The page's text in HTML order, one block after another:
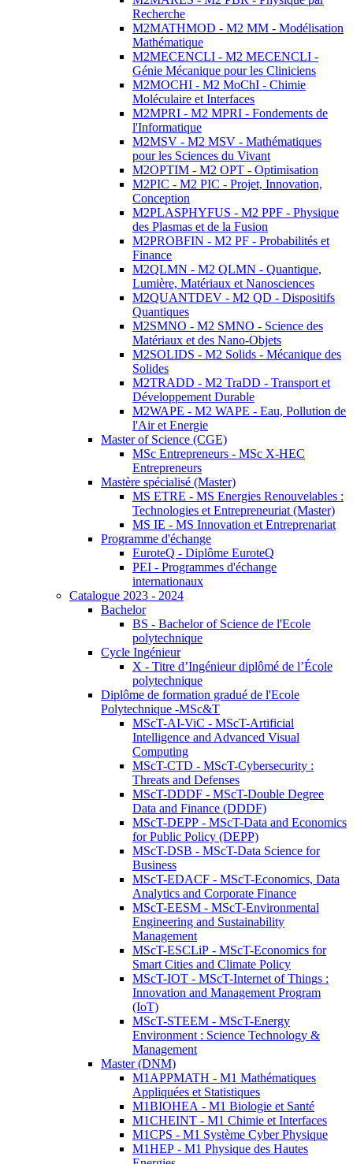
Recherche
M2MATHMOD - M2 MM - Modélisation
Mathématique
M2MECENCLI - M2 MECENCLI -
Génie Mécanique pour les Cliniciens
M2MOCHI - M2 MoChI - Chimie
Moléculaire et Interfaces
M2MPRI - M2 MPRI - Fondements de
l'Informatique
M2MSV - M2 MSV - Mathématiques
pour les Sciences du Vivant
M2OPTIM - M2 OPT - Optimisation
M2PIC - M2 PIC - Projet, Innovation,
Conception
M2PLASPHYFUS - M2 PPF - Physique
des Plasmas et de la Fusion
M2PROBFIN - M2 PF - Probabilités et
Finance
M2QLMN - M2 QLMN - Quantique,
Lumière, Matériaux et Nanosciences
M2QUANTDEV - M2 QD - Dispositifs
Quantiques
M2SMNO - M2 SMNO - Science des
Matériaux et des Nano-Objets
M2SOLIDS - M2 Solids - Mécanique des
Solides
M2TRADD - M2 TraDD - Transport et
Développement Durable
M2WAPE - M2 WAPE - Eau, Pollution de
l'Air et Energie
Master of Science (CGE)
MSc Entrepreneurs - MSc X-HEC
Entrepreneurs
Mastère spécialisé (Master)
MS ETRE - MS Energies Renouvelables :
Technologies et Entrepreneuriat (Master)
MS IE - MS Innovation et Entreprenariat
Programme d'échange
EuroteQ - Diplôme EuroteQ
PEI - Programmes d'échange
internationaux
Catalogue 2023 - 2024
Bachelor
BS - Bachelor of Science de l'Ecole
polytechnique
Cycle Ingénieur
X - Titre d’Ingénieur diplômé de l’École
polytechnique
Diplôme de formation gradué de l'Ecole
Polytechnique -MSc&T
MScT-AI-ViC - MScT-Artificial
Intelligence and Advanced Visual
Computing
MScT-CTD - MScT-Cybersecurity :
Threats and Defenses
MScT-DDDF - MScT-Double Degree
Data and Finance (DDDF)
MScT-DEPP - MScT-Data and Economics
for Public Policy (DEPP)
MScT-DSB - MScT-Data Science for
Business
MScT-EDACF - MScT-Economics, Data
Analytics and Corporate Finance
MScT-EESM - MScT-Environmental
Engineering and Sustainability
Management
MScT-ESCLiP - MScT-Economics for
Smart Cities and Climate Policy
MScT-IOT - MScT-Internet of Things :
Innovation and Management Program
(IoT)
MScT-STEEM - MScT-Energy
Environment : Science Technology &
Management
Master (DNM)
M1APPMATH - M1 Mathématiques
Appliquées et Statistiques
M1BIOHEA - M1 Biologie et Santé
M1CHEINT - M1 Chimie et Interfaces
M1CPS - M1 Système Cyber Physique
M1HEP - M1 Physique des Hautes